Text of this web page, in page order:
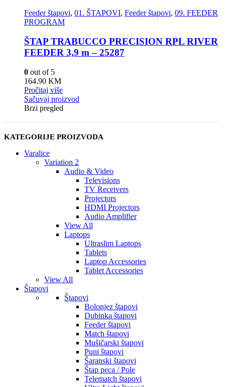
Feeder štapovi, 01. ŠTAPOVI, Feeder štapovi, 09. FEEDER
PROGRAM
ŠTAP TRABUCCO PRECISION RPL RIVER
FEEDER 3,9 m – 25287
0 out of 5
164.90 KM
Pročitaj više
Sačuvaj proizvod
Brzi pregled
KATEGORIJE PROIZVODA
Varalice
Variation 2
Audio & Video
Televisions
TV Receivers
Projectors
HDMI Projectors
Audio Amplifier
View All
Laptops
Ultraslim Laptops
Tablets
Laptop Accessories
Tablet Accessories
View All
Štapovi
Štapovi
Bolonjez štapovi
Dubinka štapovi
Feeder štapovi
Match štapovi
Mušičarski štapovi
Puni štapovi
Šaranski štapovi
Štap peca / Pole
Telematch štapovi